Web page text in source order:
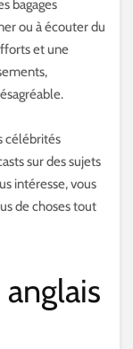
bagages
ou à écouter du
et une
célébrités
sur des sujets
intéresse, vous
de choses tout